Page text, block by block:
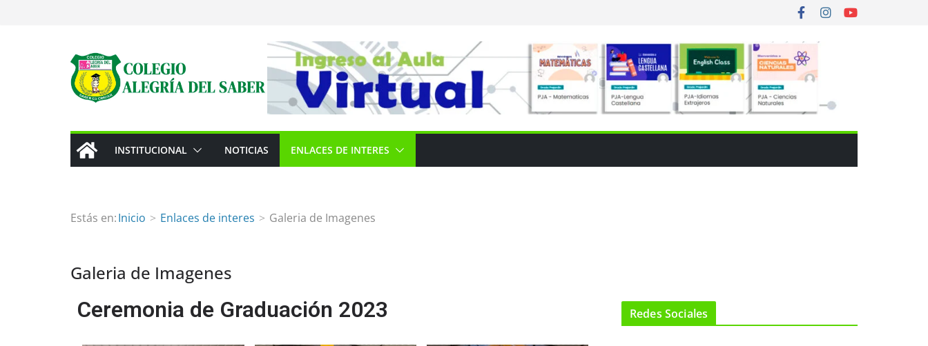
INSTITUCIONAL NOTICIAS ENLACES DE INTERES
Estás en:Inicio Enlaces de interes Galeria de Imagenes
Galeria de Imagenes
Ceremonia de Graduación 2023 Redes Sociales